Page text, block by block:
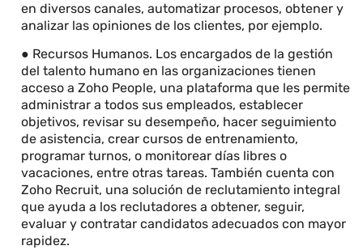
en diversos canales, automatizar procesos, obtener y
analizar las opiniones de los clientes, por ejemplo.
● Recursos Humanos. Los encargados de la gestión
del talento humano en las organizaciones tienen
acceso a Zoho People, una plataforma que les permite
administrar a todos sus empleados, establecer
objetivos, revisar su desempeño, hacer seguimiento
de asistencia, crear cursos de entrenamiento,
programar turnos, o monitorear días libres o
vacaciones, entre otras tareas. También cuenta con
Zoho Recruit, una solución de reclutamiento integral
que ayuda a los reclutadores a obtener, seguir,
evaluar y contratar candidatos adecuados con mayor
rapidez.